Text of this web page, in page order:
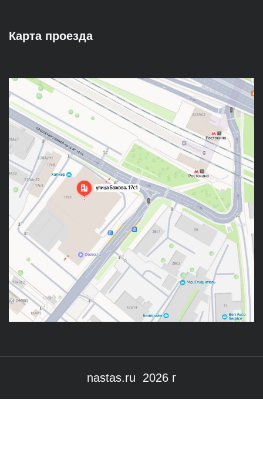
Карта проезда
nastas.ru 2026 г